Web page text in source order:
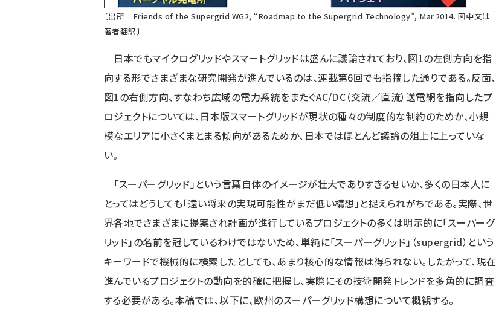
〔出所 Friends of the Supergrid WG2, “Roadmap to the Supergrid Technology”, Mar.2014. 図中文は
著者翻訳〕
日本でもマイクログリッドやスマートグリッドは盛んに議論されており、図1の左側方向を指
向する形でさまざまな研究開発が進んでいるのは、連載第6回でも指摘した通りである。反面、
図1の右側方向、すなわち広域の電力系統をまたぐAC/DC（交流／直流）送電網を指向したプ
ロジェクトについては、日本版スマートグリッドが現状の種々の制度的な制約のためか、小規
模なエリアに小さくまとまる傾向があるためか、日本ではほとんど議論の俎上に上っていな
い。
「スーパーグリッド」という言葉自体のイメージが壮大でありすぎるせいか、多くの日本人に
とってはどうしても「遠い将来の実現可能性がまだ低い構想」と捉えられがちである。実際、世
界各地でさまざまに提案され計画が進行しているプロジェクトの多くは明示的に「スーパーグ
リッド」の名前を冠しているわけではないため、単純に「スーパーグリッド」（supergrid）という
キーワードで機械的に検索したとしても、あまり核心的な情報は得られない。したがって、現在
進んでいるプロジェクトの動向を的確に把握し、実際にその技術開発トレンドを多角的に調査
する必要がある。本稿では、以下に、欧州のスーパーグリッド構想について概観する。